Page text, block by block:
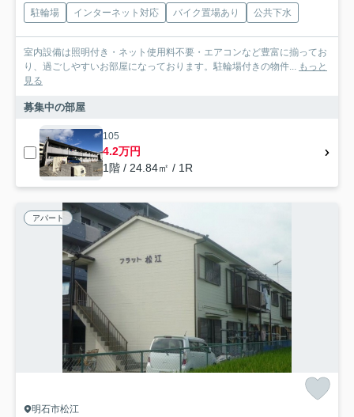
駐輪場 インターネット対応 バイク置場あり 公共下水
室内設備は照明付き・ネット使用料不要・エアコンなど豊富に揃ってお
り、過ごしやすいお部屋になっております。駐輪場付きの物件... もっと
見る
募集中の部屋
105
4.2万円
1階 / 24.84㎡ / 1R
アパート
明石市松江